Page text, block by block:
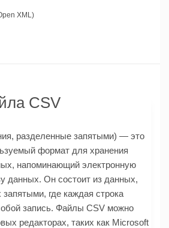
XML)
CSV
разделенные запятыми) — это
формат для хранения
напоминающий электронную
данных. Он состоит из данных,
где каждая строка
запись. Файлы CSV можно
редакторах, таких как Microsoft